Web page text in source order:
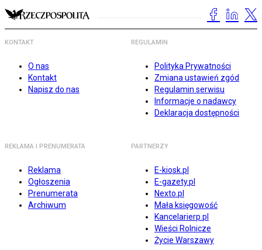
KONTAKT
O nas
Kontakt
Napisz do nas
REGULAMIN
Polityka Prywatności
Zmiana ustawień zgód
Regulamin serwisu
Informacje o nadawcy
Deklaracja dostępności
REKLAMA I PRENUMERATA
Reklama
Ogłoszenia
Prenumerata
Archiwum
PARTNERZY
E-kiosk.pl
E-gazety.pl
Nexto.pl
Mała księgowość
Kancelarierp.pl
Wieści Rolnicze
Życie Warszawy